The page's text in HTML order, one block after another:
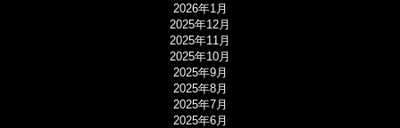
2026年1月
2025年12月
2025年11月
2025年10月
2025年9月
2025年8月
2025年7月
2025年6月